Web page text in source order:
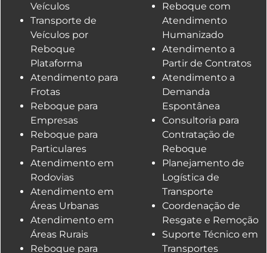
Veículos
Transporte de
Veículos por
Reboque
Plataforma
Atendimento para
Frotas
Reboque para
Empresas
Reboque para
Particulares
Atendimento em
Rodovias
Atendimento em
Áreas Urbanas
Atendimento em
Áreas Rurais
Reboque para
Reboque com
Atendimento
Humanizado
Atendimento a
Partir de Contratos
Atendimento a
Demanda
Espontânea
Consultoria para
Contratação de
Reboque
Planejamento de
Logística de
Transporte
Coordenação de
Resgate e Remoção
Suporte Técnico em
Transportes